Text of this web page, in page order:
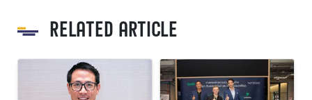
RELATED ARTICLE